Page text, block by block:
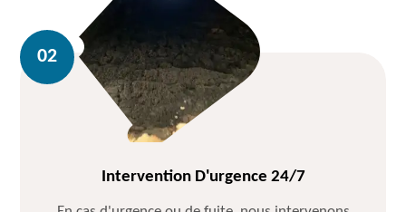
Intervention D'urgence 24/7